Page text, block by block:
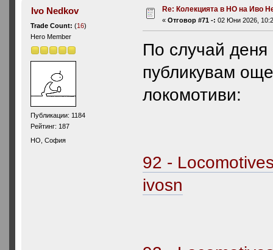
Ivo Nedkov
Trade Count:(16)
Hero Member
Публикации: 1184
Рейтинг: 187
HO, София
Re: Колекцията в НО на Иво
«Отговор #71 -: 02 Юни 2026,
По случай
публикувам
локомотиви:
92 -
ivosn